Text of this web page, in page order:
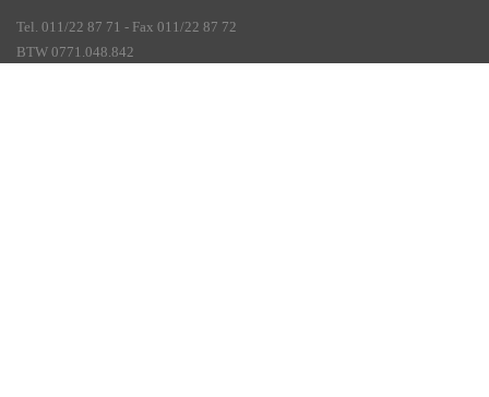
Tel. 011/22 87 71 - Fax 011/22 87 72
BTW 0771.048.842